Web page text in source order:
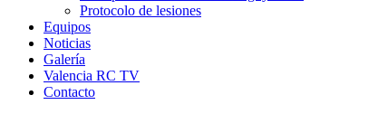
Protocolo de lesiones
Equipos
Noticias
Galería
Valencia RC TV
Contacto